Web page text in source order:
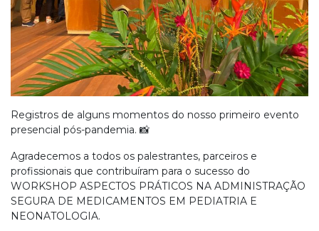
Registros de alguns momentos do nosso primeiro evento
presencial pós-pandemia. 📸
Agradecemos a todos os palestrantes, parceiros e
profissionais que contribuíram para o sucesso do
WORKSHOP ASPECTOS PRÁTICOS NA ADMINISTRAÇÃO
SEGURA DE MEDICAMENTOS EM PEDIATRIA E
NEONATOLOGIA.